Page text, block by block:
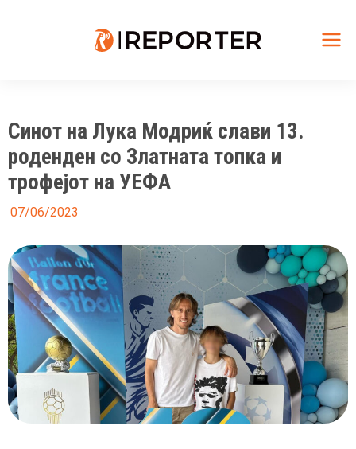
Синот на Лука Модриќ слави 13.
роденден со Златната топка и
трофејот на УЕФА
07/06/2023